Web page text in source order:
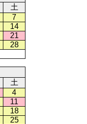
土
7
14
21
28
土
4
11
18
25